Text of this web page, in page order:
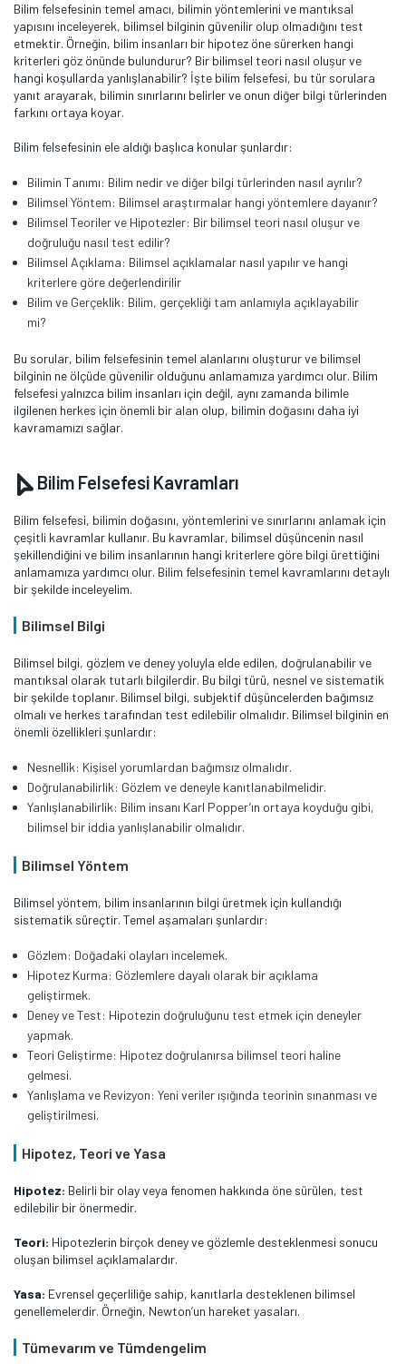
Bilim felsefesinin temel amacı, bilimin yöntemlerini ve mantıksal
yapısını inceleyerek, bilimsel bilginin güvenilir olup olmadığını test
etmektir. Örneğin, bilim insanları bir hipotez öne sürerken hangi
kriterleri göz önünde bulundurur? Bir bilimsel teori nasıl oluşur ve
hangi koşullarda yanlışlanabilir? İşte bilim felsefesi, bu tür sorulara
yanıt arayarak, bilimin sınırlarını belirler ve onun diğer bilgi türlerinden
farkını ortaya koyar​.
Bilim felsefesinin ele aldığı başlıca konular şunlardır:
Bilimin Tanımı: Bilim nedir ve diğer bilgi türlerinden nasıl ayrılır?
Bilimsel Yöntem: Bilimsel araştırmalar hangi yöntemlere dayanır?
Bilimsel Teoriler ve Hipotezler: Bir bilimsel teori nasıl oluşur ve
doğruluğu nasıl test edilir?
Bilimsel Açıklama: Bilimsel açıklamalar nasıl yapılır ve hangi
kriterlere göre değerlendirilir
Bilim ve Gerçeklik: Bilim, gerçekliği tam anlamıyla açıklayabilir
mi?
Bu sorular, bilim felsefesinin temel alanlarını oluşturur ve bilimsel
bilginin ne ölçüde güvenilir olduğunu anlamamıza yardımcı olur. Bilim
felsefesi yalnızca bilim insanları için değil, aynı zamanda bilimle
ilgilenen herkes için önemli bir alan olup, bilimin doğasını daha iyi
kavramamızı sağlar.
Bilim Felsefesi Kavramları
Bilim felsefesi, bilimin doğasını, yöntemlerini ve sınırlarını anlamak için
çeşitli kavramlar kullanır. Bu kavramlar, bilimsel düşüncenin nasıl
şekillendiğini ve bilim insanlarının hangi kriterlere göre bilgi ürettiğini
anlamamıza yardımcı olur. Bilim felsefesinin temel kavramlarını detaylı
bir şekilde inceleyelim.
Bilimsel Bilgi
Bilimsel bilgi, gözlem ve deney yoluyla elde edilen, doğrulanabilir ve
mantıksal olarak tutarlı bilgilerdir. Bu bilgi türü, nesnel ve sistematik
bir şekilde toplanır. Bilimsel bilgi, subjektif düşüncelerden bağımsız
olmalı ve herkes tarafından test edilebilir olmalıdır. Bilimsel bilginin en
önemli özellikleri şunlardır:
Nesnellik: Kişisel yorumlardan bağımsız olmalıdır.
Doğrulanabilirlik: Gözlem ve deneyle kanıtlanabilmelidir.
Yanlışlanabilirlik: Bilim insanı Karl Popper’ın ortaya koyduğu gibi,
bilimsel bir iddia yanlışlanabilir olmalıdır.
Bilimsel Yöntem
Bilimsel yöntem, bilim insanlarının bilgi üretmek için kullandığı
sistematik süreçtir. Temel aşamaları şunlardır:
Gözlem: Doğadaki olayları incelemek.
Hipotez Kurma: Gözlemlere dayalı olarak bir açıklama
geliştirmek.
Deney ve Test: Hipotezin doğruluğunu test etmek için deneyler
yapmak.
Teori Geliştirme: Hipotez doğrulanırsa bilimsel teori haline
gelmesi.
Yanlışlama ve Revizyon: Yeni veriler ışığında teorinin sınanması ve
geliştirilmesi.
Hipotez, Teori ve Yasa
Hipotez: Belirli bir olay veya fenomen hakkında öne sürülen, test
edilebilir bir önermedir.
Teori: Hipotezlerin birçok deney ve gözlemle desteklenmesi sonucu
oluşan bilimsel açıklamalardır.
Yasa: Evrensel geçerliliğe sahip, kanıtlarla desteklenen bilimsel
genellemelerdir. Örneğin, Newton’un hareket yasaları.
Tümevarım ve Tümdengelim